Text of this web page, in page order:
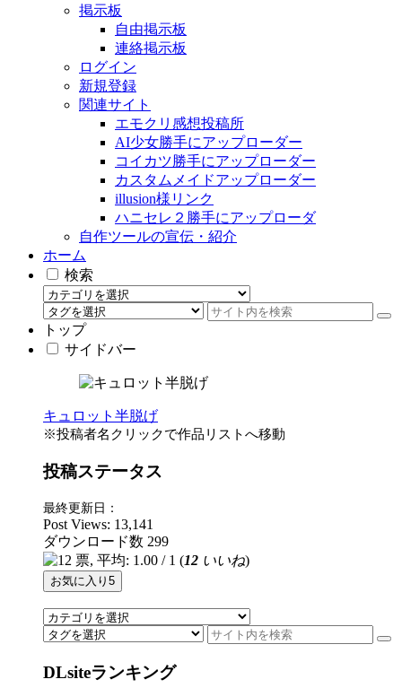
掲示板
自由掲示板
連絡掲示板
ログイン
新規登録
関連サイト
エモクリ感想投稿所
AI少女勝手にアップローダー
コイカツ勝手にアップローダー
カスタムメイドアップローダー
illusion様リンク
ハニセレ２勝手にアップローダ
自作ツールの宣伝・紹介
ホーム
検索
トップ
サイドバー
キュロット半脱げ
※投稿者名クリックで作品リストへ移動
投稿ステータス
最終更新日：
Post Views: 13,141
ダウンロード数 299
(12 いいね)
お気に入り 5
DLsiteランキング